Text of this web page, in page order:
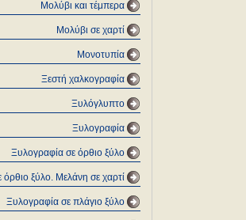
Μολύβι και τέμπερα
Μολύβι σε χαρτί
Μονοτυπία
Ξεστή χαλκογραφία
Ξυλόγλυπτο
Ξυλογραφία
Ξυλογραφία σε όρθιο ξύλο
ξύλο. Μελάνη σε χαρτί
Ξυλογραφία σε πλάγιο ξύλο